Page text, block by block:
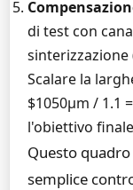
di test con
sinterizzazione
Scalare la
$1050µm / 1.1
l'obiettivo
Questo
semplice